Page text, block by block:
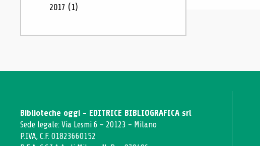
2017 (1)
Biblioteche oggi - EDITRICE BIBLIOGRAFICA srl
Sede legale: Via Lesmi 6 - 20123 - Milano
P.IVA, C.F. 01823660152